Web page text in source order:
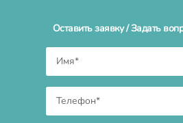
Оставить заявку / Задать